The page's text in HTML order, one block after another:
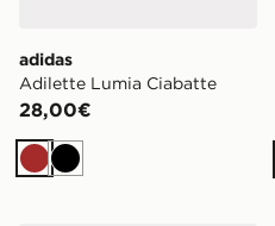
adidas
Adilette Lumia Ciabatte
28,00€
Marrone
Nero